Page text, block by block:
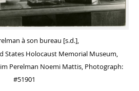
à son bureau [s.d.],
States Holocaust Memorial Museum,
Perelman Noemi Mattis, Photograph:
#51901